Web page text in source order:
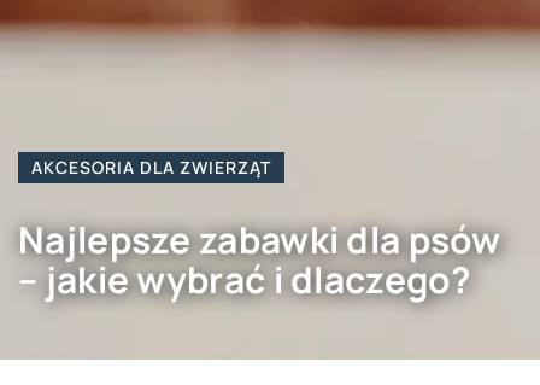
AKCESORIA DLA ZWIERZĄT
Najlepsze zabawki dla psów
– jakie wybrać i dlaczego?